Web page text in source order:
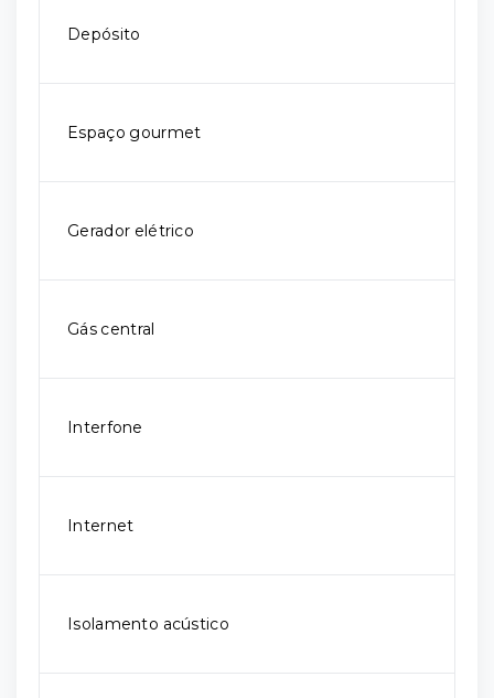
Depósito
Espaço gourmet
Gerador elétrico
Gás central
Interfone
Internet
Isolamento acústico